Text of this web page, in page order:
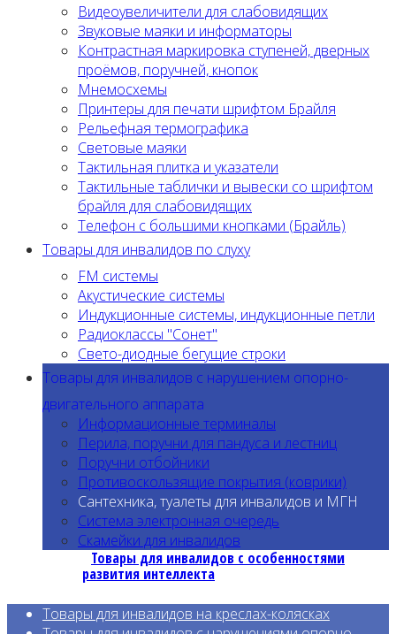
Видеоувеличители для слабовидящих
Звуковые маяки и информаторы
Контрастная маркировка ступеней, дверных
проёмов, поручней, кнопок
Мнемосхемы
Принтеры для печати шрифтом Брайля
Рельефная термографика
Световые маяки
Тактильная плитка и указатели
Тактильные таблички и вывески со шрифтом
брайля для слабовидящих
Телефон с большими кнопками (Брайль)
Товары для инвалидов по слуху
FM системы
Акустические системы
Индукционные системы, индукционные петли
Радиоклассы "Сонет"
Свето-диодные бегущие строки
Товары для инвалидов с нарушением опорно-
двигательного аппарата
Информационные терминалы
Перила, поручни для пандуса и лестниц
Поручни отбойники
Противоскользящие покрытия (коврики)
Сантехника, туалеты для инвалидов и МГН
Система электронная очередь
Скамейки для инвалидов
Товары для инвалидов с особенностями
развития интеллекта
Товары для инвалидов на креслах-колясках